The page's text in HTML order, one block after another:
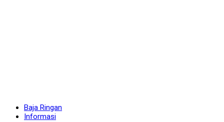
Baja Ringan
Informasi